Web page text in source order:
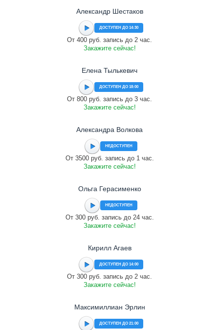
Александр Шестаков
ДОСТУПЕН ДО 14:30
От 400 руб. запись до 2 час.
Закажите сейчас!
Елена Тылькевич
ДОСТУПЕН ДО 18:00
От 800 руб. запись до 3 час.
Закажите сейчас!
Александра Волкова
НЕДОСТУПЕН
От 3500 руб. запись до 1 час.
Закажите сейчас!
Ольга Герасименко
НЕДОСТУПЕН
От 300 руб. запись до 24 час.
Закажите сейчас!
Кирилл Агаев
ДОСТУПЕН ДО 14:00
От 300 руб. запись до 2 час.
Закажите сейчас!
Максимиллиан Эрлин
ДОСТУПЕН ДО 21:00